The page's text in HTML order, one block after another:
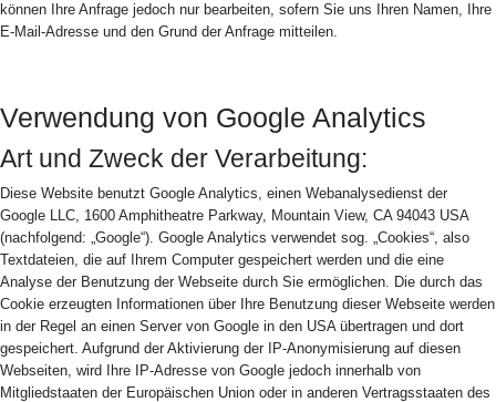
können Ihre Anfrage jedoch nur bearbeiten, sofern Sie uns Ihren Namen, Ihre
E-Mail-Adresse und den Grund der Anfrage mitteilen.
Verwendung von Google Analytics
Art und Zweck der Verarbeitung:
Diese Website benutzt Google Analytics, einen Webanalysedienst der
Google LLC, 1600 Amphitheatre Parkway, Mountain View, CA 94043 USA
(nachfolgend: „Google“). Google Analytics verwendet sog. „Cookies“, also
Textdateien, die auf Ihrem Computer gespeichert werden und die eine
Analyse der Benutzung der Webseite durch Sie ermöglichen. Die durch das
Cookie erzeugten Informationen über Ihre Benutzung dieser Webseite werden
in der Regel an einen Server von Google in den USA übertragen und dort
gespeichert. Aufgrund der Aktivierung der IP-Anonymisierung auf diesen
Webseiten, wird Ihre IP-Adresse von Google jedoch innerhalb von
Mitgliedstaaten der Europäischen Union oder in anderen Vertragsstaaten des